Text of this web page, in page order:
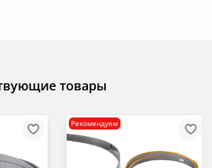
товары
Рекомендуем